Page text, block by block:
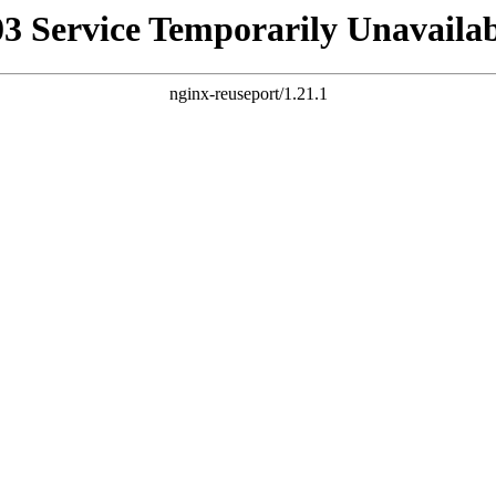
Service Temporarily
nginx-reuseport/1.21.1